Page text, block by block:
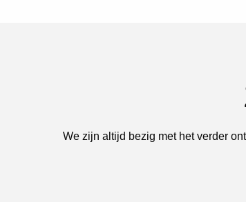
We zijn altijd bezig met het verder